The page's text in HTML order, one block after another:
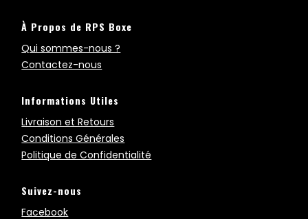
À Propos de RPS Boxe
Qui sommes-nous ?
Contactez-nous
Informations Utiles
Livraison et Retours
Conditions Générales
Politique de Confidentialité
Suivez-nous
Facebook